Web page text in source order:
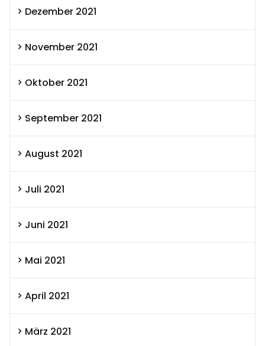
Dezember 2021
November 2021
Oktober 2021
September 2021
August 2021
Juli 2021
Juni 2021
Mai 2021
April 2021
März 2021